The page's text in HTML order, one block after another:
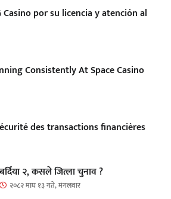
por su licencia y atención al
Consistently At Space Casino
des transactions financières
बर्दिया २, कसले जित्ला चुनाव ?
२०८२ माघ १३ गते, मंगलवार